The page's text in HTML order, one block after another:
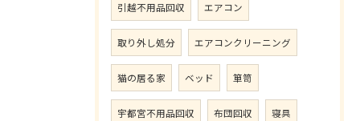
引越不用品回収 エアコン
取り外し処分 エアコンクリーニング
猫の居る家 ベッド 箪笥
宇都宮不用品回収 布団回収 寝具